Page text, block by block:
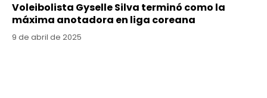
Voleibolista Gyselle Silva terminó como la
máxima anotadora en liga coreana
9 de abril de 2025